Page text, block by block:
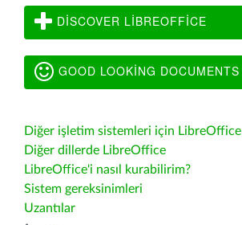
DISCOVER LIBREOFFICE
GOOD LOOKING DOCUMENTS
Diğer işletim sistemleri için LibreOffice
Diğer dillerde LibreOffice
LibreOffice'i nasıl kurabilirim?
Sistem gereksinimleri
Uzantılar